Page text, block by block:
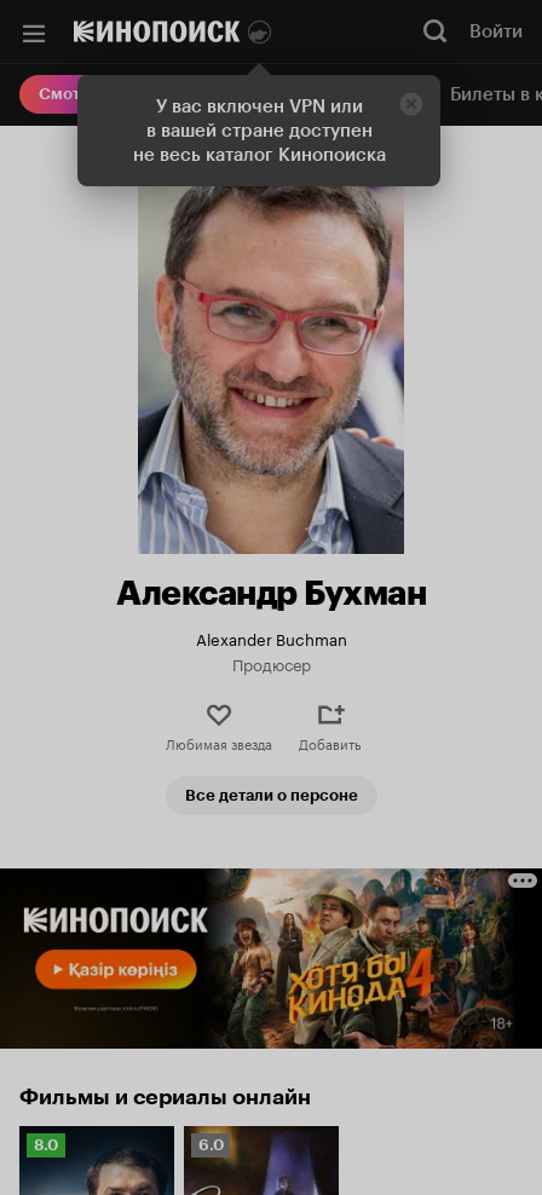
У вас включен VPN или
в вашей стране доступен
не весь каталог Кинопоиска
Войти
Смотреть кино Онлайн-кинотеатр Билеты в
Александр Бухман
Alexander Buchman
Продюсер
Любимая звезда Добавить
Все детали о персоне
Фильмы и сериалы онлайн
Рейтинг
Кинопоиска
8.0
Рейтинг
Кинопоиска
6.0